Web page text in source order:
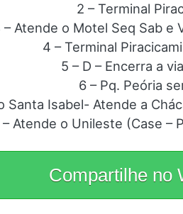
2 – Terminal
– Atende o Motel Seq Sab e
4 – Terminal
5 – D – Encerra a
6 – Pq. Peória
Santa Isabel- Atende a
– Atende o Unileste (Case –
Compartilhe no